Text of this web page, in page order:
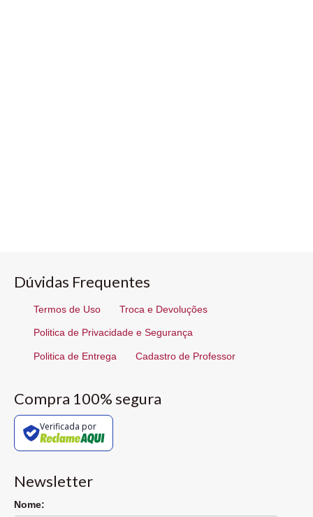
Dúvidas Frequentes
Termos de Uso Troca e Devoluções
Politica de Privacidade e Segurança
Politica de Entrega Cadastro de Professor
Compra 100% segura
Verificada por
Newsletter
Nome: